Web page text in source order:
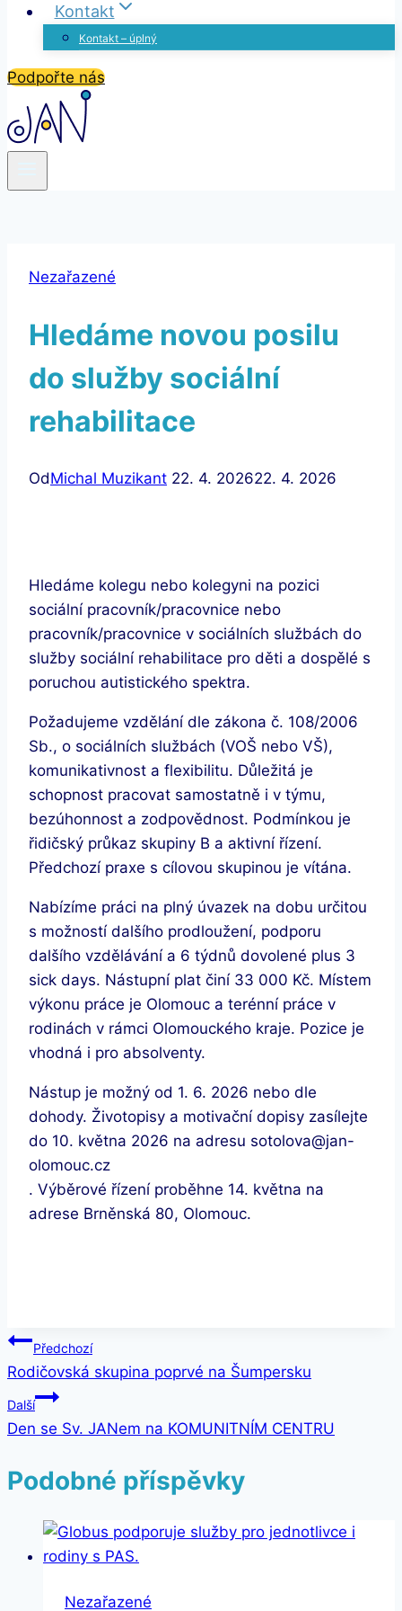
Kontakt
Kontakt – úplný
Podpořte nás
Nezařazené
Hledáme novou posilu
do služby sociální
rehabilitace
OdMichal Muzikant 22. 4. 202622. 4. 2026
Hledáme kolegu nebo kolegyni na pozici
sociální pracovník/pracovnice nebo
pracovník/pracovnice v sociálních službách do
služby sociální rehabilitace pro děti a dospělé s
poruchou autistického spektra.
Požadujeme vzdělání dle zákona č. 108/2006
Sb., o sociálních službách (VOŠ nebo VŠ),
komunikativnost a flexibilitu. Důležitá je
schopnost pracovat samostatně i v týmu,
bezúhonnost a zodpovědnost. Podmínkou je
řidičský průkaz skupiny B a aktivní řízení.
Předchozí praxe s cílovou skupinou je vítána.
Nabízíme práci na plný úvazek na dobu určitou
s možností dalšího prodloužení, podporu
dalšího vzdělávání a 6 týdnů dovolené plus 3
sick days. Nástupní plat činí 33 000 Kč. Místem
výkonu práce je Olomouc a terénní práce v
rodinách v rámci Olomouckého kraje. Pozice je
vhodná i pro absolventy.
Nástup je možný od 1. 6. 2026 nebo dle
dohody. Životopisy a motivační dopisy zasílejte
do 10. května 2026 na adresu sotolova@jan-
olomouc.cz
. Výběrové řízení proběhne 14. května na
adrese Brněnská 80, Olomouc.
Navigace
pro
příspěvek
Předchozí
Rodičovská skupina poprvé na Šumpersku
Další
Den se Sv. JANem na KOMUNITNÍM CENTRU
Podobné příspěvky
Nezařazené